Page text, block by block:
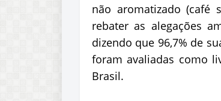
não aromatizado (café
rebater as alegações
dizendo que 96,7% de
foram avaliadas como
Brasil.